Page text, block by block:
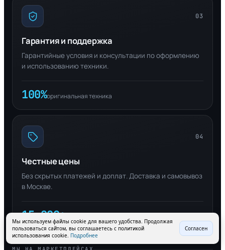
03
Гарантия и поддержка
Гарантийные условия и консультации по оформлению
и использованию техники.
100%оригинальная техника
04
Честные цены
Без скрытых платежей и доплат. Доставка и самовывоз
в Москве.
15 000+
Мы используем файлы cookie для вашего удобства. Продолжая
пользоваться сайтом, вы соглашаетесь с политикой
использования cookie. Подробнее
Согласен